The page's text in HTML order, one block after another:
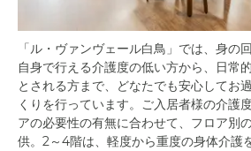
「ル・ヴァンヴェール白鳥」では、身の
自身で行える介護度の低い方から、日常
とされる方まで、どなたでも安心してお
くりを行っています。ご入居者様の介護
アの必要性の有無に合わせて、フロア別
供。2～4階は、軽度から重度の身体介護